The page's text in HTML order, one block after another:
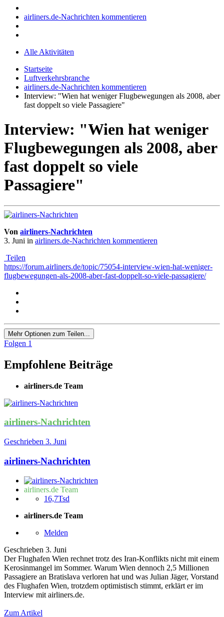
airliners.de-Nachrichten kommentieren
Alle Aktivitäten
Startseite
Luftverkehrsbranche
airliners.de-Nachrichten kommentieren
Interview: "Wien hat weniger Flugbewegungen als 2008, aber
fast doppelt so viele Passagiere"
Interview: "Wien hat weniger
Flugbewegungen als 2008, aber
fast doppelt so viele
Passagiere"
Von airliners-Nachrichten
3. Juni in airliners.de-Nachrichten kommentieren
Teilen
https://forum.airliners.de/topic/75054-interview-wien-hat-weniger-
flugbewegungen-als-2008-aber-fast-doppelt-so-viele-passagiere/
Mehr Optionen zum Teilen...
Folgen 1
Empfohlene Beiträge
airliners.de Team
airliners-Nachrichten
Geschrieben 3. Juni
airliners-Nachrichten
airliners.de Team
16,7Tsd
airliners.de Team
Melden
Geschrieben 3. Juni
Der Flughafen Wien rechnet trotz des Iran-Konflikts nicht mit einem
Kerosinmangel im Sommer. Warum Wien dennoch 2,5 Millionen
Passagiere an Bratislava verloren hat und was Julian Jäger, Vorstand
des Flughafen Wien, trotzdem optimistisch stimmt, erklärt er im
Interview mit airliners.de.
Zum Artikel